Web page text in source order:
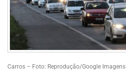
Carros – Foto: Reprodução/Google Imagens